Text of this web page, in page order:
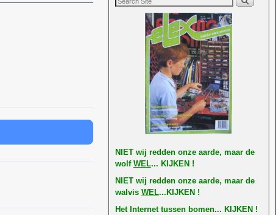
NIET wij redden onze aarde, maar de
wolf WEL... KIJKEN !
NIET wij redden onze aarde, maar de
walvis WEL...KIJKEN !
Het Internet tussen bomen... KIJKEN !